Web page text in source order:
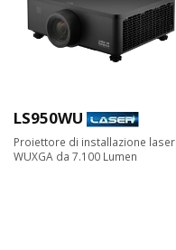
LS950WU
Proiettore di installazione laser
WUXGA da 7.100 Lumen